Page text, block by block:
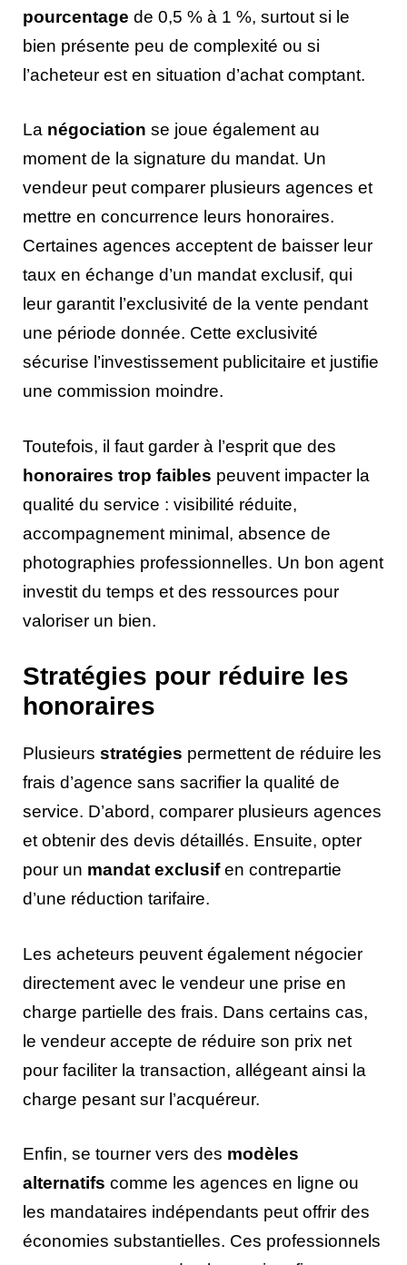
pourcentage de 0,5 % à 1 %, surtout si le
bien présente peu de complexité ou si
l’acheteur est en situation d’achat comptant.
La négociation se joue également au
moment de la signature du mandat. Un
vendeur peut comparer plusieurs agences et
mettre en concurrence leurs honoraires.
Certaines agences acceptent de baisser leur
taux en échange d’un mandat exclusif, qui
leur garantit l’exclusivité de la vente pendant
une période donnée. Cette exclusivité
sécurise l’investissement publicitaire et justifie
une commission moindre.
Toutefois, il faut garder à l’esprit que des
honoraires trop faibles peuvent impacter la
qualité du service : visibilité réduite,
accompagnement minimal, absence de
photographies professionnelles. Un bon agent
investit du temps et des ressources pour
valoriser un bien.
Stratégies pour réduire les
honoraires
Plusieurs stratégies permettent de réduire les
frais d’agence sans sacrifier la qualité de
service. D’abord, comparer plusieurs agences
et obtenir des devis détaillés. Ensuite, opter
pour un mandat exclusifen contrepartie
d’une réduction tarifaire.
Les acheteurs peuvent également négocier
directement avec le vendeur une prise en
charge partielle des frais. Dans certains cas,
le vendeur accepte de réduire son prix net
pour faciliter la transaction, allégeant ainsi la
charge pesant sur l’acquéreur.
Enfin, se tourner vers des modèles
alternatifs comme les agences en ligne ou
les mandataires indépendants peut offrir des
économies substantielles. Ces professionnels